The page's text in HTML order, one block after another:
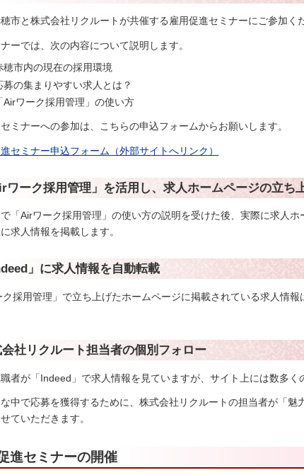
市と株式会社リクルートが共催する雇用促進セミナーにご参加く
ーでは、次の内容について説明します。
穂市内の現在の採用環境
募の集まりやすい求人とは？
「Airワーク採用管理」の使い方
ミナーへの参加は、こちらの申込フォームからお願いします。
セミナー申込フォーム（外部サイトへリンク）
ワーク採用管理」を活用し、求人ホームページの立ち
「Airワーク採用管理」の使い方の説明を受けた後、実際に求人
求人情報を掲載します。
」に求人情報を自動転載
ク採用管理」で立ち上げたホームページに掲載されている求人情
社リクルート担当者の個別フォロー
者が「Indeed」で求人情報を見ていますが、サイト上には数多く
中で応募を獲得するために、株式会社リクルートの担当者が「魅
ていただきます。
進セミナーの開催